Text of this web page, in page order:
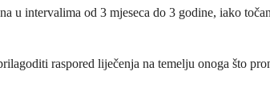
u intervalima od 3 mjeseca do 3 godine, iako
raspored liječenja na temelju onoga što